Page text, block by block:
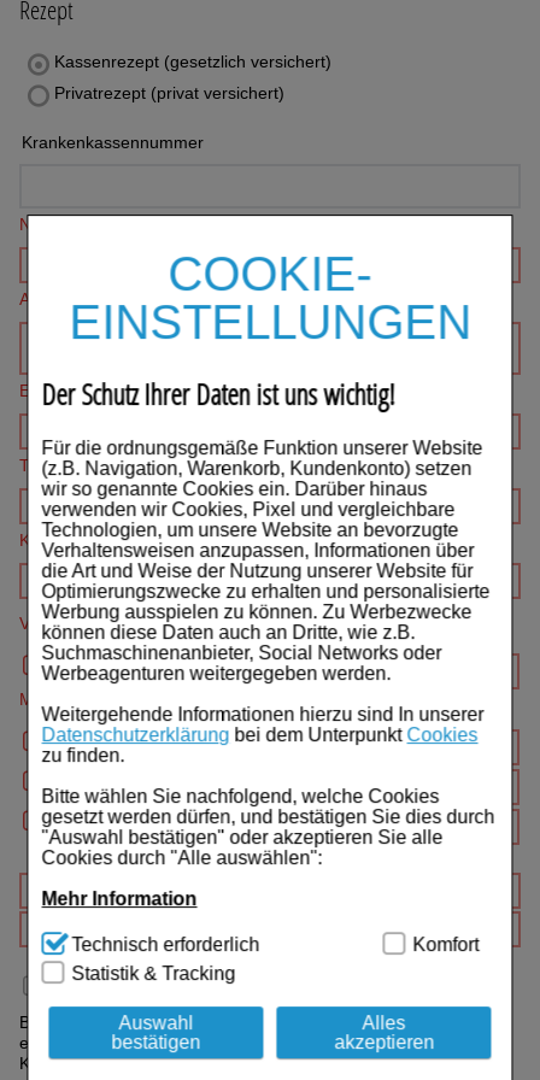
COOKIE-
EINSTELLUNGEN
Der Schutz Ihrer Daten ist uns wichtig!
Für die ordnungsgemäße Funktion unserer Website
(z.B. Navigation, Warenkorb, Kundenkonto) setzen
wir so genannte Cookies ein. Darüber hinaus
verwenden wir Cookies, Pixel und vergleichbare
Technologien, um unsere Website an bevorzugte
Verhaltensweisen anzupassen, Informationen über
die Art und Weise der Nutzung unserer Website für
Optimierungszwecke zu erhalten und personalisierte
Werbung ausspielen zu können. Zu Werbezwecke
können diese Daten auch an Dritte, wie z.B.
Suchmaschinenanbieter, Social Networks oder
Werbeagenturen weitergegeben werden.
Weitergehende Informationen hierzu sind In unserer
Datenschutzerklärung bei dem UnterpunktCookies
zu finden.
Bitte wählen Sie nachfolgend, welche Cookies
gesetzt werden dürfen, und bestätigen Sie dies durch
"Auswahl bestätigen" oder akzeptieren Sie alle
Cookies durch "Alle auswählen":
Mehr Information
Technisch Notwendig:Hierbei handelt es sich um
Cookies, die für die Grundfunktionen unserer
Website notwendig sind (z.B. Navigation, Warenkorb,
Kundenkonto), weshalb auf diese nicht verzichtet
werden kann.
Komfort:Diese Cookies werden genutzt um das
Technisch erforderlich
Komfort
Statistik & Tracking
Auswahl
bestätigen
Alles
akzeptieren
Auge, Ohr, Nase & Mund
Blase, Niere & Urogenitaltrakt
Diabetes
Haut, Haare & Nägel
Herz, Kreislauf & Gefäße
Magen/Darm & Leber/Galle
Schmerzen
Für Kinder
Für Ihn
Für Sie
Schwangerschaft & Stillzeit
Homöopathie, Schüsslersalze & Bachblüten Original
Raucherentwöhnung
Gesundheit & Fitness
Kosmetika & Parfümerieartikel
Körperpflege
Tablettenspender & Tablettenteiler
Tierarzneimittel
Bonbons
Tee
Rezept
Kassenrezept (gesetzlich versichert)
Privatrezept (privat versichert)
Krankenkassennummer
Name*
Adresse*
E-mail*
Telefon
Kundenr.
Verordnender Arzt (Name, Ort, Telefon)
Medikamente
Ich bin zuzahlungsbefreit
Bei Medikamenten mit Aut-idem Verordnung setzen Sie bitte
einen Haken, indem Sie vor dem jeweiligen Artikel das Aut-idem
Kästchen anklicken.